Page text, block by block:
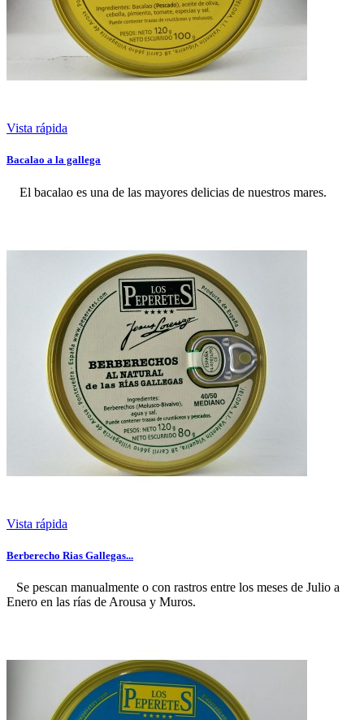
Vista rápida
Bacalao a la gallega
El bacalao es una de las mayores delicias de nuestros mares.
Vista rápida
Berberecho Rias Gallegas...
Se pescan manualmente o con rastros entre los meses de Julio a
Enero en las rías de Arousa y Muros.